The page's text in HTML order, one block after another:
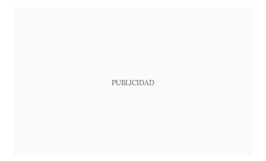
PUBLICIDAD